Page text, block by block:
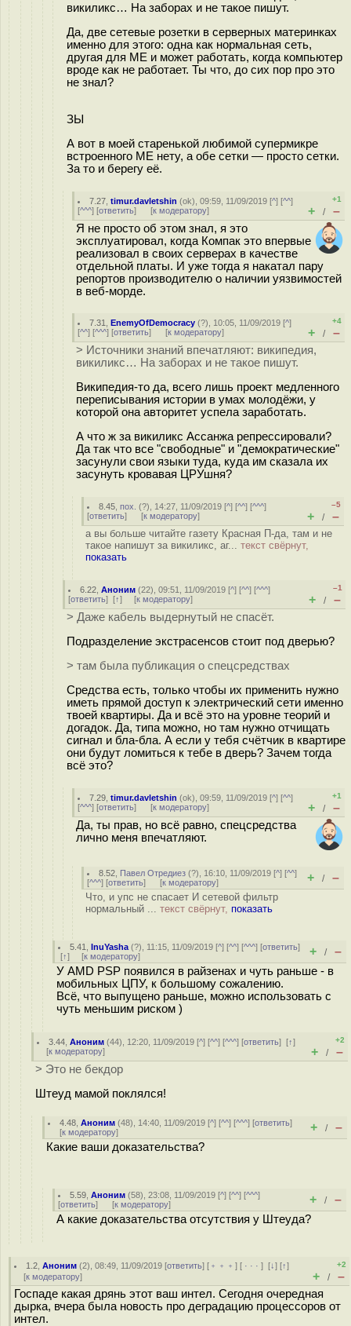
викиликс… На заборах и не такое пишут.
Да, две сетевые розетки в серверных материнках
именно для этого: одна как нормальная сеть,
другая для ME и может работать, когда компьютер
вроде как не работает. Ты что, до сих пор про это
не знал?
ЗЫ
А вот в моей старенькой любимой супермикре
встроенного ME нету, а обе сетки — просто сетки.
За то и берегу её.
7.27 ,timur.davletshin (ok), 09:59, 11/09/2019 [^] [^^]
[^^^] [ответить] [к модератору]
+1
+ / –
Я не просто об этом знал, я это
эксплуатировал, когда Компак это впервые
реализовал в своих серверах в качестве
отдельной платы. И уже тогда я накатал пару
репортов производителю о наличии уязвимостей
в веб-морде.
7.31 ,EnemyOfDemocracy (?), 10:05, 11/09/2019 [^]
[^^] [^^^] [ответить] [к модератору]
+4
+ / –
> Источники знаний впечатляют: википедия,
викиликс… На заборах и не такое пишут.
Википедия-то да, всего лишь проект медленного
переписывания истории в умах молодёжи, у
которой она авторитет успела заработать.
А что ж за викиликс Ассанжа репрессировали?
Да так что все "свободные" и "демократические"
засунули свои языки туда, куда им сказала их
засунуть кровавая ЦРУшня?
8.45 ,пох. (?), 14:27, 11/09/2019 [^] [^^] [^^^]
[ответить] [к модератору]
–5
+ / –
а вы больше читайте газету Красная П-да, там и не
такое напишут за викиликс, аг... текст свёрнут,
показать
6.22 ,Аноним (22), 09:51, 11/09/2019 [^] [^^] [^^^]
[ответить] [↑] [к модератору]
–1
+ / –
> Даже кабель выдернутый не спасёт.
Подразделение экстрасенсов стоит под дверью?
> там была публикация о спецсредствах
Средства есть, только чтобы их применить нужно
иметь прямой доступ к электрический сети именно
твоей квартиры. Да и всё это на уровне теорий и
догадок. Да, типа можно, но там нужно отчищать
сигнал и бла-бла. А если у тебя счётчик в квартире
они будут ломиться к тебе в дверь? Зачем тогда
всё это?
7.29 ,timur.davletshin (ok), 09:59, 11/09/2019 [^] [^^]
[^^^] [ответить] [к модератору]
+1
+ / –
Да, ты прав, но всё равно, спецсредства
лично меня впечатляют.
8.52 Павел Отредиез (?), 16:10, 11/09/2019 [^] [^^]
[^^^] [ответить] [к модератору] + / –
Что, и упс не спасает И сетевой фильтр
нормальный ... текст свёрнут, показать
5.41 ,InuYasha (?), 11:15, 11/09/2019 [^] [^^] [^^^] [ответить]
[↑] [к модератору] + / –
У AMD PSP появился в райзенах и чуть раньше - в
мобильных ЦПУ, к большому сожалению.
Всё, что выпущено раньше, можно использовать с
чуть меньшим риском )
3.44 ,Аноним (44), 12:20, 11/09/2019 [^] [^^] [^^^] [ответить][↑]
[к модератору]
+2
+ / –
> Это не бекдор
Штеуд мамой поклялся!
4.48 ,Аноним (48), 14:40, 11/09/2019 [^] [^^] [^^^] [ответить]
[к модератору] + / –
Какие ваши доказательства?
5.59 ,Аноним (58), 23:08, 11/09/2019 [^] [^^] [^^^]
[ответить] [к модератору] + / –
А какие доказательства отсутствия у Штеуда?
1.2 ,Аноним (2), 08:49, 11/09/2019 [ответить] [ ﹢﹢﹢] [ · · ·][↓] [↑]
[к модератору]
+2
+ / –
Госпаде какая дрянь этот ваш интел. Сегодня очередная
дырка, вчера была новость про деградацию процессоров от
интел.